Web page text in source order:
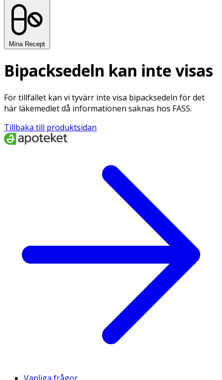
Mina Recept
Bipacksedeln kan inte visas
För tillfället kan vi tyvärr inte visa bipacksedeln för det
här läkemedlet då informationen saknas hos FASS.
Tillbaka till produktsidan